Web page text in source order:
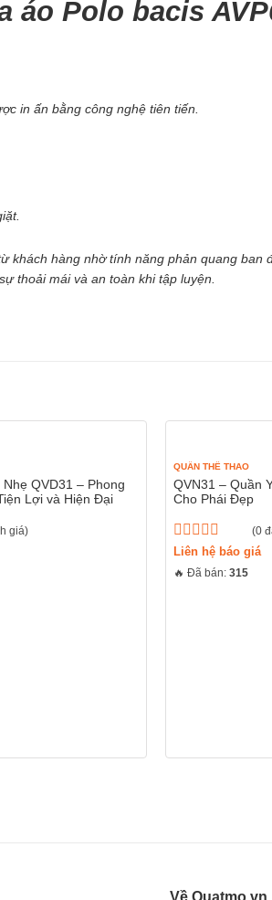
áo Polo bacis
in ấn bằng công nghệ tiên tiến.
khách hàng nhờ tính năng phản quang ban
thoải mái và an toàn khi tập luyện.
QVD31 – Phong
Lợi và Hiện Đại
giá)
QUẦN THỂ THAO
QVN31 – Quần
Cho Phái Đẹp
Được
xếp
hạng
(0
Liên hệ báo giá
🔥 Đã bán: 315
Về Quatmo.vn